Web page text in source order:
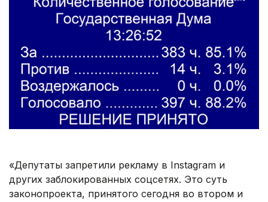
«Депутаты запретили рекламу в Instagram и
других заблокированных соцсетях. Это суть
законопроекта, принятого сегодня во втором и